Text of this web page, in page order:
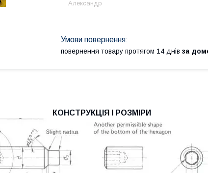
Александр
повернення товару протягом 14 днів за
КОНСТРУКЦІЯ І РОЗМІРИ